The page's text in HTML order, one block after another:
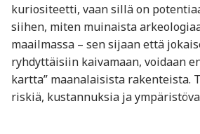
kuriositeetti, vaan sillä on
siihen, miten muinaista
maailmassa – sen sijaan että
ryhdyttäisiin kaivamaan, voidaan
kartta” maanalaisista rakenteista.
riskiä, kustannuksia ja